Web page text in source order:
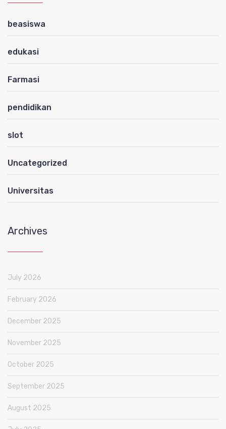
beasiswa
edukasi
Farmasi
pendidikan
slot
Uncategorized
Universitas
Archives
July 2026
February 2026
December 2025
November 2025
October 2025
September 2025
August 2025